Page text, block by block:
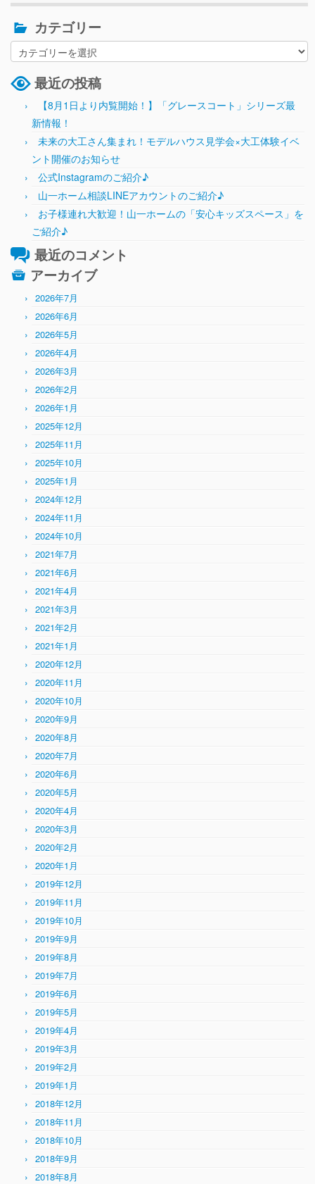
カテゴリー
最近の投稿
【8月1日より内覧開始！】「グレースコート」シリーズ最
新情報！
未来の大工さん集まれ！モデルハウス見学会×大工体験イベ
ント開催のお知らせ
公式Instagramのご紹介♪
山一ホーム相談LINEアカウントのご紹介♪
お子様連れ大歓迎！山一ホームの「安心キッズスペース」を
ご紹介♪
最近のコメント
アーカイブ
2026年7月
2026年6月
2026年5月
2026年4月
2026年3月
2026年2月
2026年1月
2025年12月
2025年11月
2025年10月
2025年1月
2024年12月
2024年11月
2024年10月
2021年7月
2021年6月
2021年4月
2021年3月
2021年2月
2021年1月
2020年12月
2020年11月
2020年10月
2020年9月
2020年8月
2020年7月
2020年6月
2020年5月
2020年4月
2020年3月
2020年2月
2020年1月
2019年12月
2019年11月
2019年10月
2019年9月
2019年8月
2019年7月
2019年6月
2019年5月
2019年4月
2019年3月
2019年2月
2019年1月
2018年12月
2018年11月
2018年10月
2018年9月
2018年8月